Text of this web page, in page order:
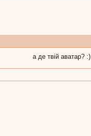
а де твій аватар? :)